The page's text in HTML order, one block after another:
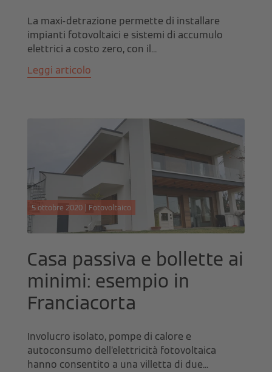
La maxi-detrazione permette di installare
impianti fotovoltaici e sistemi di accumulo
elettrici a costo zero, con il...
Leggi articolo
5 ottobre 2020 | Fotovoltaico
Casa passiva e bollette ai
minimi: esempio in
Franciacorta
Involucro isolato, pompe di calore e
autoconsumo dell’elettricità fotovoltaica
hanno consentito a una villetta di due...